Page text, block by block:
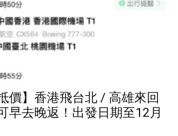
價】香港飛台北 / 高雄來回
早去晚返！出發日期至12月